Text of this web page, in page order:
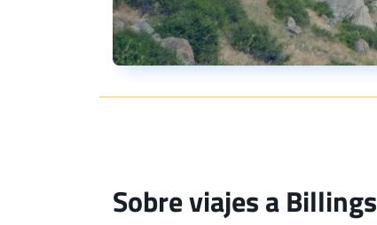
Sobre viajes a Billings